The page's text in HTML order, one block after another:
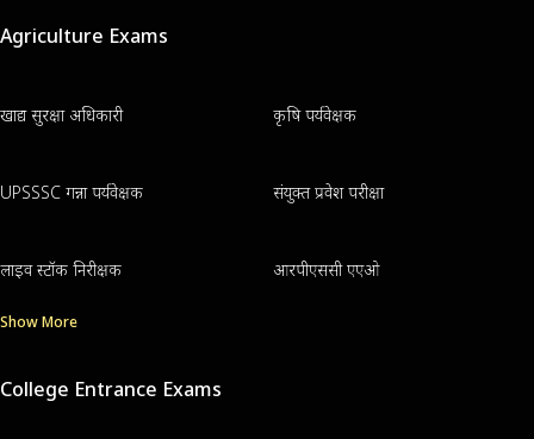
Agriculture Exams
खाद्य सुरक्षा अधिकारी कृषि पर्यवेक्षक
UPSSSC गन्ना पर्यवेक्षक संयुक्त प्रवेश परीक्षा
लाइव स्टॉक निरीक्षक आरपीएससी एएओ
Show More
College Entrance Exams